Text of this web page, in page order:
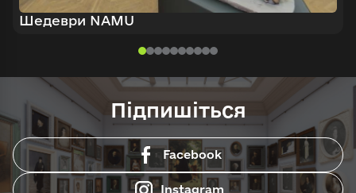
Шедеври NAMU
Підпишіться
Facebook
Instagram